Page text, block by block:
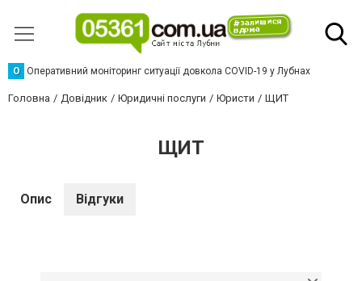
О Оперативний моніторинг ситуації довкола COVID-19 у Лубнах
Головна Довідник Юридичні послуги Юристи ЩИТ
ЩИТ
Опис Відгуки